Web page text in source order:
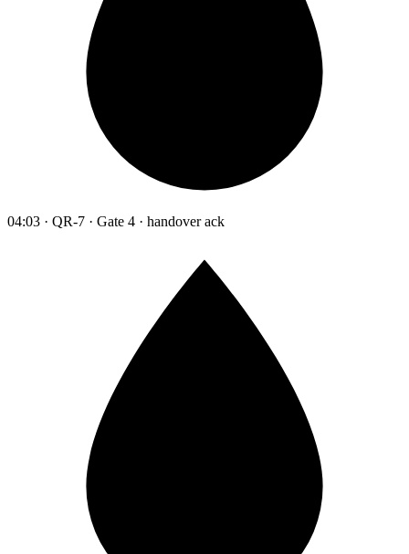
04:03 · QR-7 · Gate 4 · handover ack